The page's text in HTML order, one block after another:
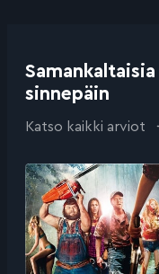
sinnepäin
Katso kaikki arviot